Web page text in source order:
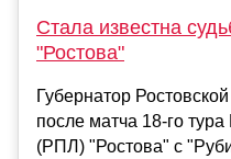
Стала известна
"Ростова"
Губернатор
после матча 18-го
(РПЛ) "Ростова" с